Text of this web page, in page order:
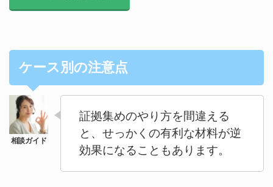
ケース別の注意点
証拠集めのやり方を間違える
と、せっかくの有利な材料が逆
効果になることもあります。